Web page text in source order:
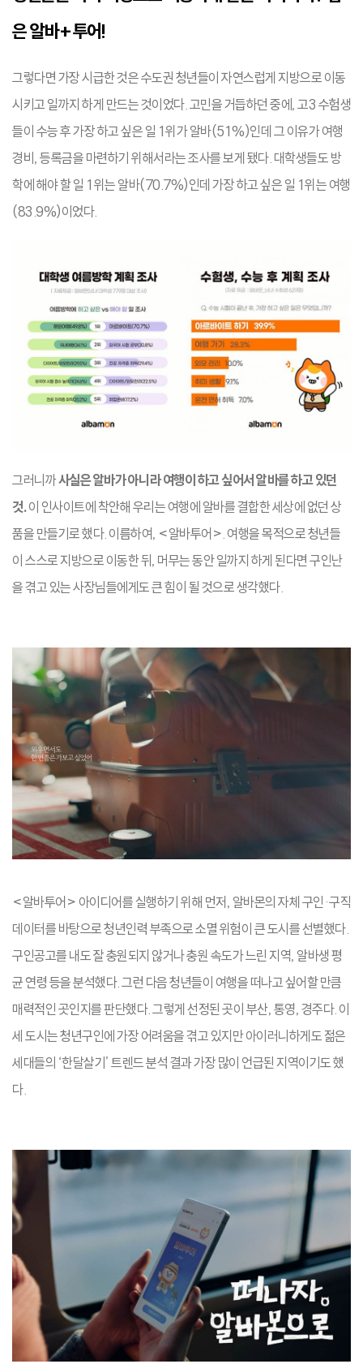
은 알바+투어!
그렇다면 가장 시급한 것은 수도권 청년들이 자연스럽게 지방으로 이동
시키고 일까지 하게 만드는 것이었다. 고민을 거듭하던 중에, 고3 수험생
들이 수능 후 가장 하고 싶은 일 1위가 알바(51%)인데 그 이유가 여행
경비, 등록금을 마련하기 위해서라는 조사를 보게 됐다. 대학생들도 방
학에 해야 할 일 1위는 알바(70.7%)인데 가장 하고 싶은 일 1위는 여행
(83.9%)이었다.
그러니까사실은 알바가 아니라 여행이 하고 싶어서 알바를 하고 있던
것.이 인사이트에 착안해 우리는 여행에 알바를 결합한 세상에 없던 상
품을 만들기로 했다. 이름하여, <알바투어>. 여행을 목적으로 청년들
이 스스로 지방으로 이동한 뒤, 머무는 동안 일까지 하게 된다면 구인난
을 겪고 있는 사장님들에게도 큰 힘이 될 것으로 생각했다.
<알바투어> 아이디어를 실행하기 위해 먼저, 알바몬의 자체 구인·구직
데이터를 바탕으로 청년인력 부족으로 소멸 위험이 큰 도시를 선별했다.
구인공고를 내도 잘 충원되지 않거나 충원 속도가 느린 지역, 알바생 평
균 연령 등을 분석했다. 그런 다음 청년들이 여행을 떠나고 싶어할 만큼
매력적인 곳인지를 판단했다. 그렇게 선정된 곳이 부산, 통영, 경주다. 이
세 도시는 청년구인에 가장 어려움을 겪고 있지만 아이러니하게도 젊은
세대들의 ‘한달살기’ 트렌드 분석 결과 가장 많이 언급된 지역이기도 했
다.